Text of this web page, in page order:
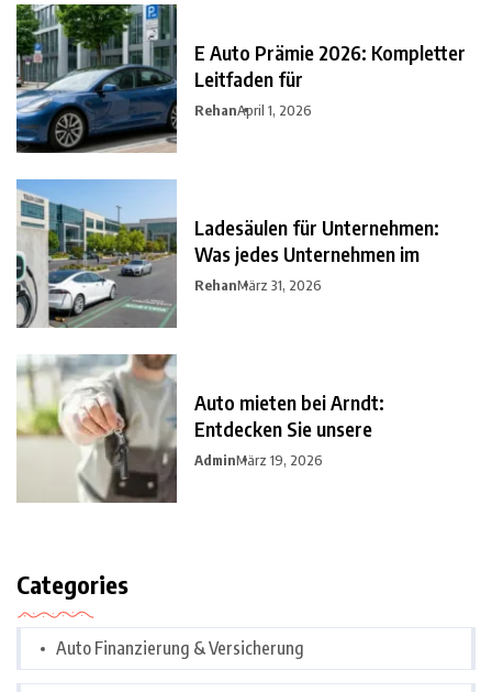
E Auto Prämie 2026: Kompletter
Leitfaden für
RehanApril 1, 2026
Ladesäulen für Unternehmen:
Was jedes Unternehmen im
RehanMärz 31, 2026
Auto mieten bei Arndt:
Entdecken Sie unsere
AdminMärz 19, 2026
Categories
Auto Finanzierung & Versicherung